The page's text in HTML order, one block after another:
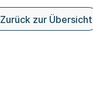
Zurück zur Übersicht